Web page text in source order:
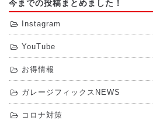
今までの投稿まとめました！
Instagram
YouTube
お得情報
ガレージフィックスNEWS
コロナ対策